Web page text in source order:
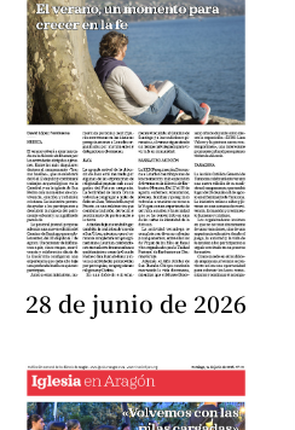
28 de junio de 2026